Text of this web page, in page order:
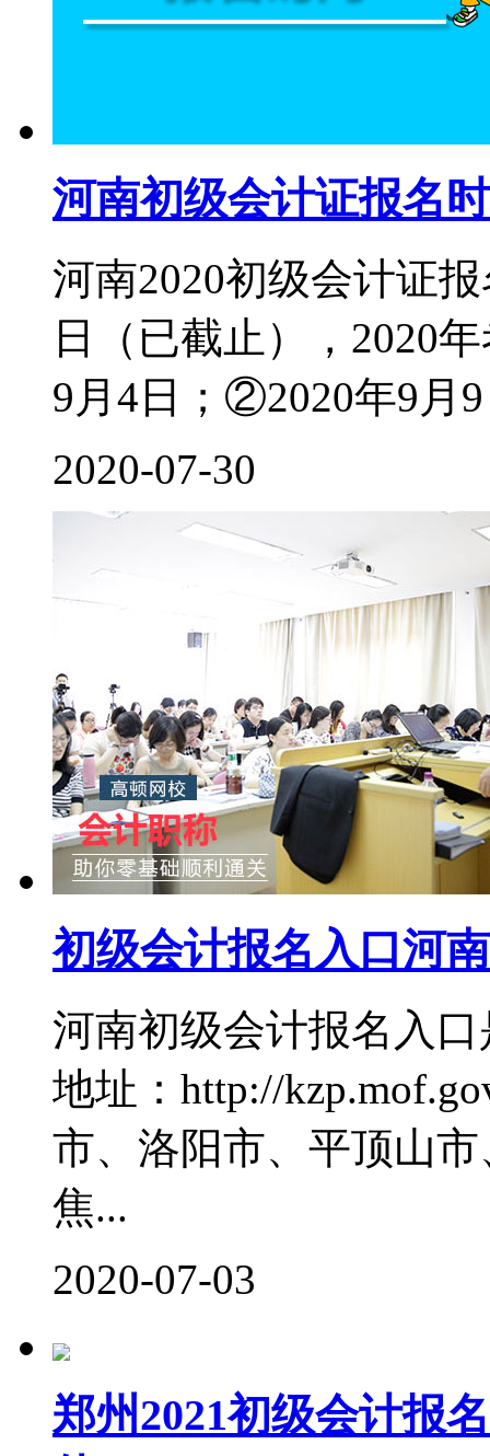
河南初级会计证报名
河南2020初级会计证
日（已截止），2020
9月4日；②2020年9月
2020-07-30
初级会计报名入口河
河南初级会计报名入
地址：http://
市、洛阳市、平顶山
焦...
2020-07-03
郑州2021初级会计报